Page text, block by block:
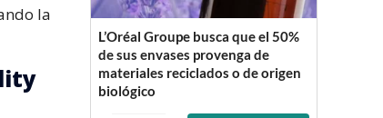
la
L’Oréal Groupe busca que el 50%
de sus envases provenga de
materiales reciclados o de origen
biológico